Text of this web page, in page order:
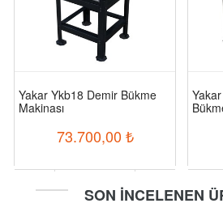
Yakar Ykb18 Demir Bükme
Makinası
73.700,00 ₺
SON İNCELENEN